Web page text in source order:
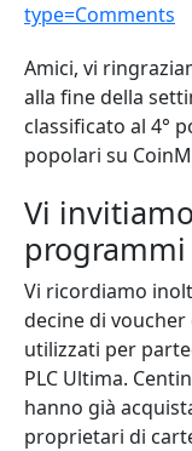
type=Comments
Amici, vi
alla fine della
classificato al 4°
popolari su
Vi
Vi ricordiamo
decine di
utilizzati per
PLC Ultima.
hanno già
proprietari di